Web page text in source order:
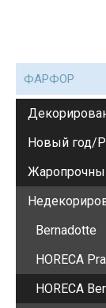
ФАРФОР
Новый год/
Bernadotte
HORECA
HORECA